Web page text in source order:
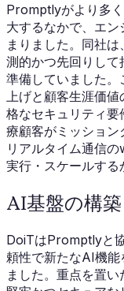
Promptlyがより多
大するなかで、エ
まりました。同社
測的かつ先回りし
準備していました
上げと顧客生涯価
格なセキュリティ
療顧客がミッション
リアルタイム通信
実行・スケールする
AI基盤の構築
DoiTはPromptlyと
頼性で新たなAI機
ました。重点を置